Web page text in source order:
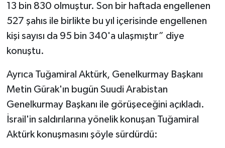
13 bin 830 olmuştur. Son bir haftada engellenen
527 şahıs ile birlikte bu yıl içerisinde engellenen
kişi sayısı da 95 bin 340'a ulaşmıştır” diye
konuştu.
Ayrıca Tuğamiral Aktürk, Genelkurmay Başkanı
Metin Gürak'ın bugün Suudi Arabistan
Genelkurmay Başkanı ile görüşeceğini açıkladı.
İsrail'in saldırılarına yönelik konuşan Tuğamiral
Aktürk konuşmasını şöyle sürdürdü: